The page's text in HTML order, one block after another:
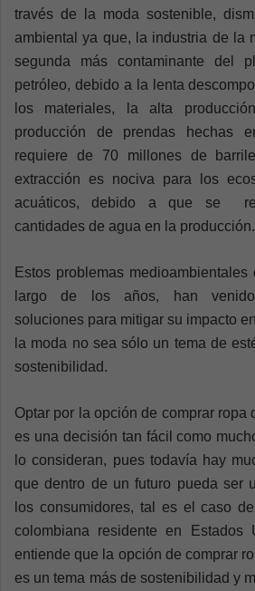
través de la moda sostenible,
ambiental ya que, la industria de la
segunda más contaminante del
petróleo, debido a la lenta
los materiales, la alta
producción de prendas hechas
requiere de 70 millones de
extracción es nociva para los
acuáticos, debido a que se
cantidades de agua en la producción.
Estos problemas
largo de los años, han
soluciones para mitigar su impacto
la moda no sea sólo un tema de
sostenibilidad.
Optar por la opción de comprar ropa
es una decisión tan fácil como
lo consideran, pues todavía hay
que dentro de un futuro pueda ser
los consumidores, tal es el caso
colombiana residente en Estados
entiende que la opción de comprar
es un tema más de sostenibilidad y